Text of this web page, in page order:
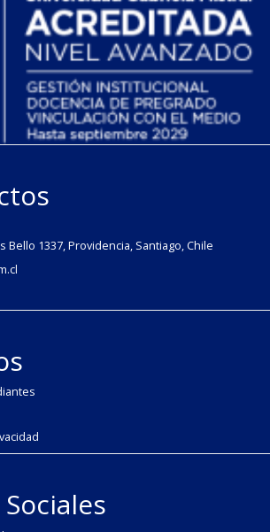
Bello 1337, Providencia, Santiago, Chile